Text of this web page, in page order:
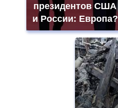
президентов США
и России: Европа?